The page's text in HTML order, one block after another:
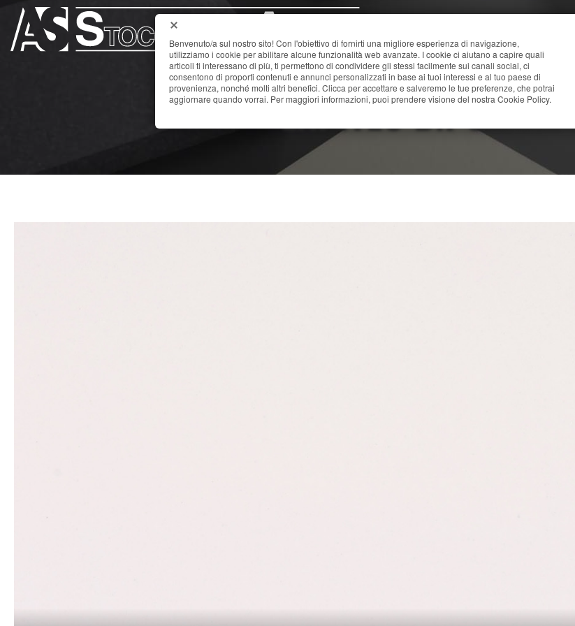
HOME
LAPITEC
Benvenuto/a sul nostro sito! Con l'obiettivo di fornirti una migliore esperienza di navigazione,
utilizziamo i cookie per abilitare alcune funzionalità web avanzate. I cookie ci aiutano a capire quali
articoli ti interessano di più, ti permettono di condividere gli stessi facilmente sui canali social, ci
consentono di proporti contenuti e annunci personalizzati in base ai tuoi interessi e al tuo paese di
provenienza, nonché molti altri benefici. Clicca per accettare e salveremo le tue preferenze, che potrai
aggiornare quando vorrai. Per maggiori informazioni, puoi prendere visione del nostra Cookie Policy.